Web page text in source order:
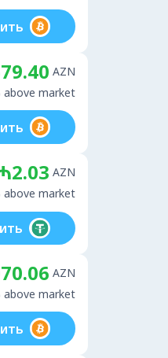
AZN
above market
AZN
above market
AZN
above market